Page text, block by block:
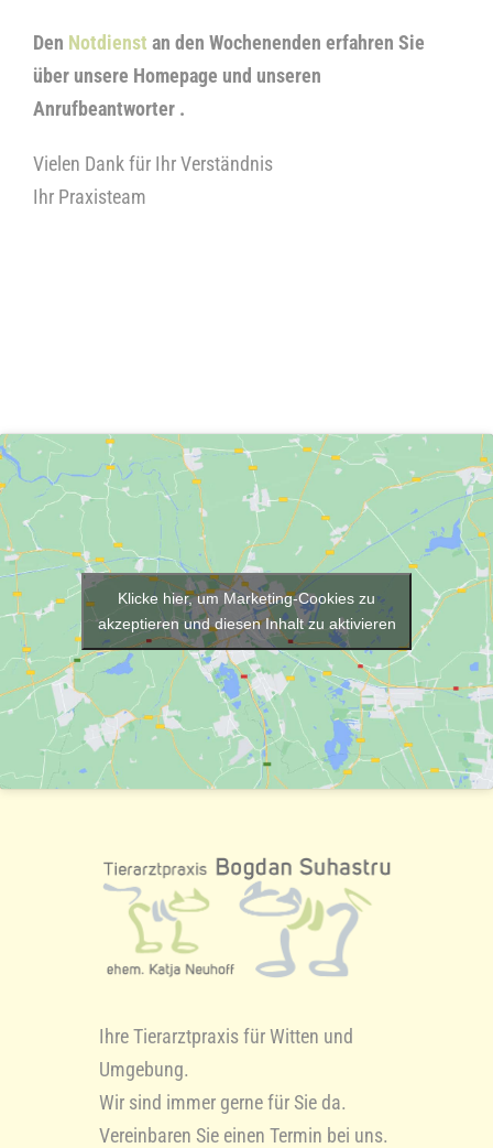
Den Notdienst an den Wochenenden erfahren Sie
über unsere Homepage und unseren
Anrufbeantworter .
Vielen Dank für Ihr Verständnis
Ihr Praxisteam
Klicke hier, um Marketing-Cookies zu
akzeptieren und diesen Inhalt zu aktivieren
Ihre Tierarztpraxis für Witten und
Umgebung.
Wir sind immer gerne für Sie da.
Vereinbaren Sie einen Termin bei uns.